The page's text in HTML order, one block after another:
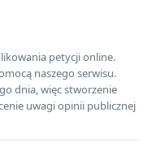
petycji online.
naszego serwisu.
dnia, więc stworzenie
uwagi opinii publicznej